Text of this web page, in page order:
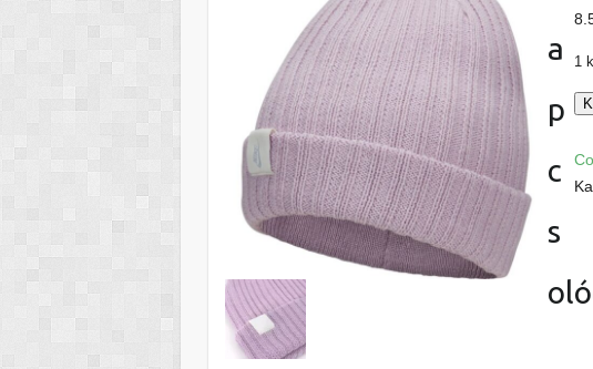
1
a
p
c
s